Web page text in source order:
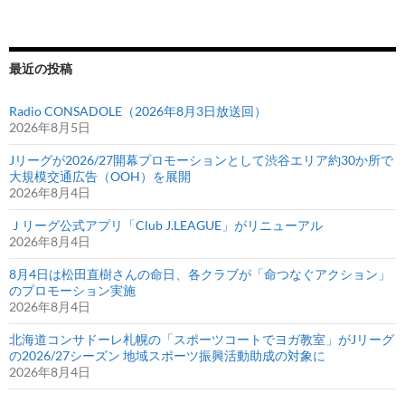
売
最近の投稿
Radio CONSADOLE（2026年8月3日放送回）
2026年8月5日
Jリーグが2026/27開幕プロモーションとして渋谷エリア約30か所で
大規模交通広告（OOH）を展開
2026年8月4日
Ｊリーグ公式アプリ「Club J.LEAGUE」がリニューアル
2026年8月4日
8月4日は松田直樹さんの命日、各クラブが「命つなぐアクション」
のプロモーション実施
2026年8月4日
北海道コンサドーレ札幌の「スポーツコートでヨガ教室」がJリーグ
の2026/27シーズン 地域スポーツ振興活動助成の対象に
2026年8月4日